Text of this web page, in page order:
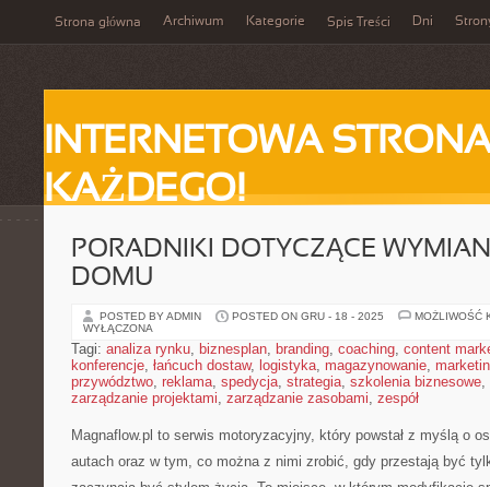
Strona główna Archiwum Kategorie Spis Treści Dni
INTERNETOWA
KAŻDEGO!
PORADNIKI DOTYCZĄCE
DOMU
POSTED BY ADMIN POSTED ON GRU - 18 - 2025
MOŻLIWOŚĆ
WYŁĄCZONA
Tagi: analiza rynku, biznesplan, branding, coaching, content
konferencje, łańcuch dostaw, logistyka, magazynowanie,
przywództwo, reklama, spedycja, strategia, szkolenia biznesowe,
zarządzanie projektami, zarządzanie zasobami, zespół
Magnaflow.pl to serwis motoryzacyjny, który powstał z myślą o
autach oraz w tym, co można z nimi zrobić, gdy przestają być